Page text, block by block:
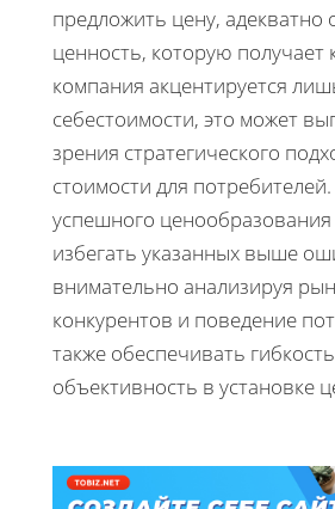
предложить цену,
ценность, которую получает
компания акцентируется
себестоимости, это может
зрения стратегического
стоимости для
успешного
избегать указанных выше
внимательно анализируя
конкурентов и поведение
также обеспечивать
объективность в установке